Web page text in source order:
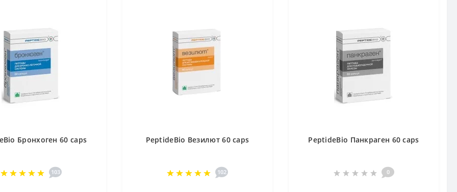
Бронхоген 60 caps
103
PeptideBio Везилют 60 caps
102
PeptideBio Панкраген 60 caps
0